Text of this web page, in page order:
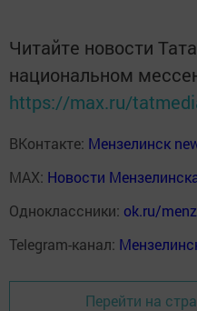
Читайте новости
национальном
https://max.ru/
ВКонтакте: Мензелинск
MAX: Новости
Одноклассники: ok.ru/
Telegram-канал:
Перейти на